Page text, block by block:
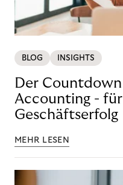
BLOG INSIGHTS
Der
Accounting -
Geschäftserfolg
MEHR LESEN